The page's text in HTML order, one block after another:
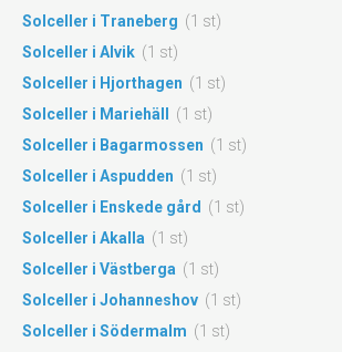
Solceller i Traneberg (1 st)
Solceller i Alvik (1 st)
Solceller i Hjorthagen (1 st)
Solceller i Mariehäll
(1 st)
Solceller i Bagarmossen (1 st)
Solceller i Aspudden (1 st)
Solceller i Enskede gård
(1 st)
Solceller i Akalla (1 st)
Solceller i Västberga (1 st)
Solceller i Johanneshov (1 st)
Solceller i Södermalm (1 st)